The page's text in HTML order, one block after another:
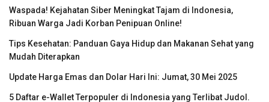
Waspada! Kejahatan Siber Meningkat Tajam di Indonesia,
Ribuan Warga Jadi Korban Penipuan Online!
Tips Kesehatan: Panduan Gaya Hidup dan Makanan Sehat yang
Mudah Diterapkan
Update Harga Emas dan Dolar Hari Ini: Jumat, 30 Mei 2025
5 Daftar e-Wallet Terpopuler di Indonesia yang Terlibat Judol.